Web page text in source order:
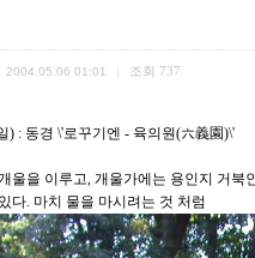
2004.05.06 01:01 조회 737
) : 동경 \'로꾸기엔 - 육의원(六義園)\'
울을 이루고, 개울가에는 용인지 거북
다. 마치 물을 마시려는 것 처럼